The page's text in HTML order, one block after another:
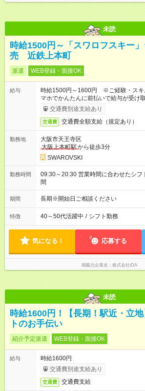
未読
時給1500円～「スワロフスキー
売 近鉄上本町
派遣 WEB登録・面接OK
給与
時給1500円～1600円 ※ご経験・スキ
マホでかんたんに前払いで給与が受け
あり）交通費別途支給あり
交通費 交通費全額支給（規定あり）
勤務地
大阪市天王寺区
大阪上本町駅から徒歩3分
SWAROVSKI
勤務時間
09:30～20:30 営業時間に合わせたシフト制 実働8時間 休憩1時
間
期間 長期※開始日ご相談ください
特徴 40～50代活躍中 / シフト勤務
気になる！ 応募する
掲載元企業名 株式会社iDA
未読
時給1600円！【長期！駅近・立
トのお手伝い
紹介予定派遣 WEB登録・面接OK
給与
時給1600円
交通費別途支給あり
交通費 交通費支給